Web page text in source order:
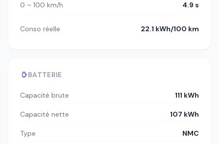
0 – 100 km/h 4.9 s
Conso réelle 22.1 kWh/100 km
BATTERIE
Capacité brute 111 kWh
Capacité nette 107 kWh
Type NMC